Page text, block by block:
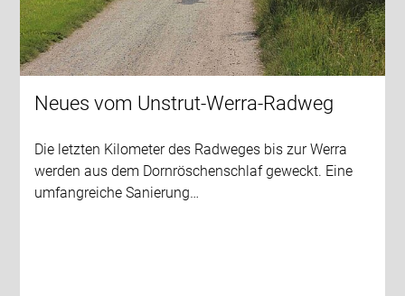
Neues vom Unstrut-Werra-Radweg
Die letzten Kilometer des Radweges bis zur Werra
werden aus dem Dornröschenschlaf geweckt. Eine
umfangreiche Sanierung…